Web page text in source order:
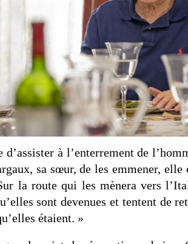
d’assister à l’enterrement de
sa sœur, de les emmener,
la route qui les mènera vers
sont devenues et tentent de
étaient. »